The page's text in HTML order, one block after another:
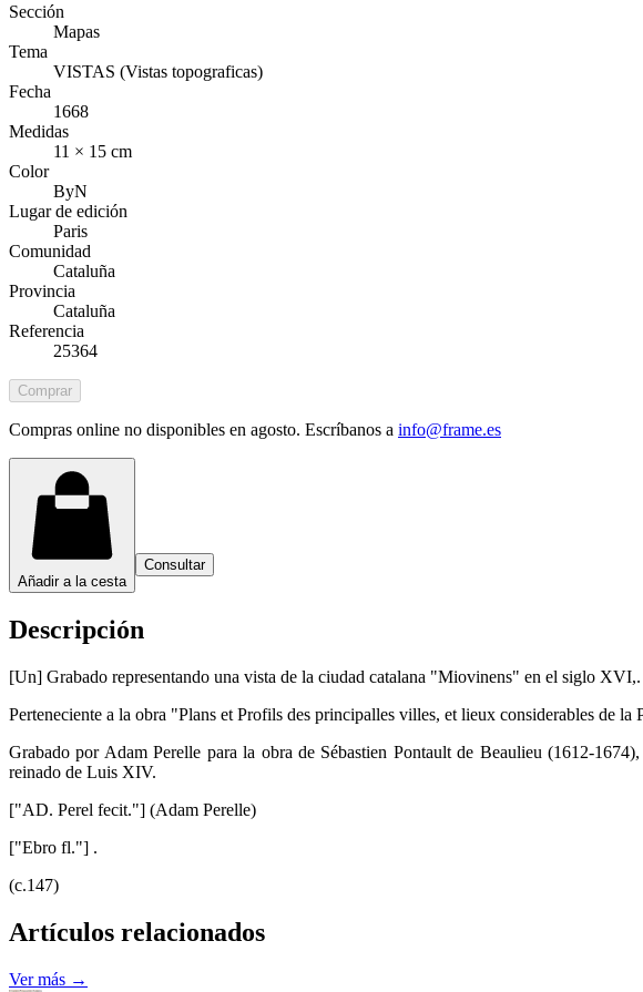
Sección
Mapas
Tema
VISTAS (Vistas topograficas)
Fecha
1668
Medidas
11 × 15 cm
Color
ByN
Lugar de edición
Paris
Comunidad
Cataluña
Provincia
Cataluña
Referencia
25364
Comprar
Compras online no disponibles en agosto. Escríbanos a info@frame.es
Añadir a la cesta
Consultar
Descripción
[Un] Grabado representando una vista de la ciudad catalana "Miovinens" en el siglo
Perteneciente a la obra "Plans et Profils des principalles villes, et lieux considerables de la
Grabado por Adam Perelle para la obra de Sébastien Pontault de Beaulieu (1612-
reinado de Luis XIV.
["AD. Perel fecit."] (Adam Perelle)
["Ebro fl."] .
(c.147)
Artículos relacionados
Ver más →